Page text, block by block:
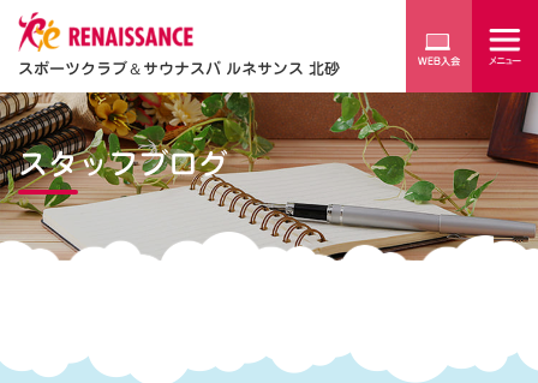
スポーツクラブ＆サウナスパ ルネサンス 北砂
スタッフブログ